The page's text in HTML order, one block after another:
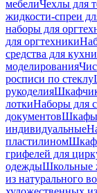
мебелиЧехлы для
жидкости-спреи
наборы для
для оргтехники
средства для кухни
моделирования
росписи по стеклу
рукоделия
лоткиНаборы для
документовШкафы
индивидуальные
пластилином
грифелей для
одеждыШкольные
из натурального